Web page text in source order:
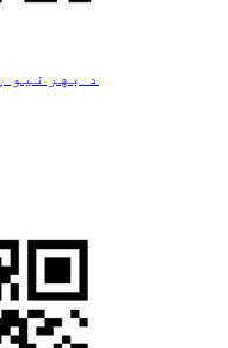
د بهرنیو پلور